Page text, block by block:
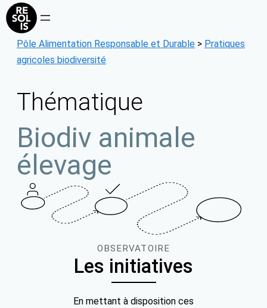
Aller
au
contenu
Pôle Alimentation Responsable et Durable > Pratiques
agricoles biodiversité
Thématique
Biodiv animale
élevage
OBSERVATOIRE
Les initiatives
En mettant à disposition ces